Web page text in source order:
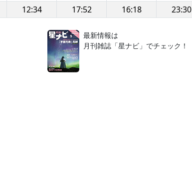
12:34 17:52 16:18 23:30
最新情報は
月刊雑誌「星ナビ」でチェック！